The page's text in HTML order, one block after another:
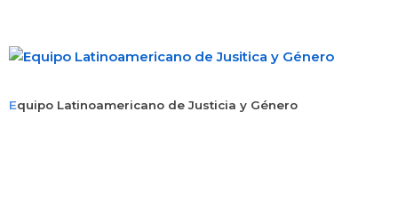
Equipo Latinoamericano de Justicia y Género